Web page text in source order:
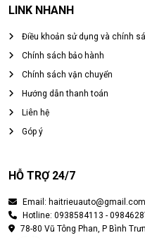
LINK NHANH
Điều khoản sử dụng và chính
Chính sách bảo hành
Chính sách vận chuyển
Hướng dẫn thanh toán
Liên hệ
Góp ý
HỖ TRỢ 24/7
Email: haitrieuauto@gmail.com
Hotline: 0938584113 -
78-80 Vũ Tông Phan, P Bình